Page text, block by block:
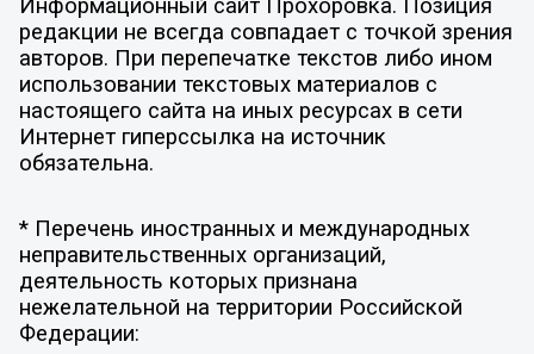
Информационный сайт Прохоровка. Позиция
редакции не всегда совпадает с точкой зрения
авторов. При перепечатке текстов либо ином
использовании текстовых материалов с
настоящего сайта на иных ресурсах в сети
Интернет гиперссылка на источник
обязательна.
* Перечень иностранных и международных
неправительственных организаций,
деятельность которых признана
нежелательной на территории Российской
Федерации: